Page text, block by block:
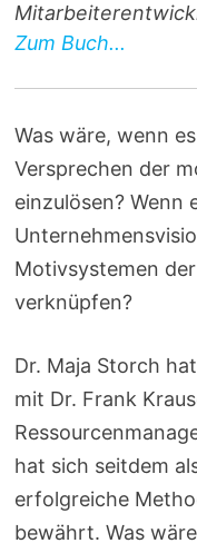
Zum Buch...
Was wäre, wenn
Versprechen der
einzulösen? Wenn
Motivsystemen
verknüpfen?
Dr. Maja Storch
mit Dr. Frank
hat sich seitdem
erfolgreiche
bewährt. Was